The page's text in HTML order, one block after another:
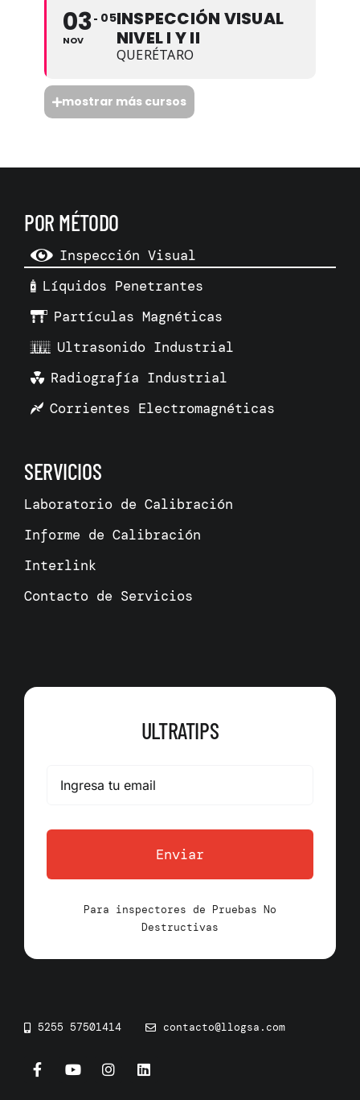
03
NOV
05INSPECCIÓN VISUAL
NIVEL I Y II
QUERÉTARO
mostrar más cursos
POR MÉTODO
Inspección Visual
Líquidos Penetrantes
Partículas Magnéticas
Ultrasonido Industrial
Radiografía Industrial
Corrientes Electromagnéticas
SERVICIOS
Laboratorio de Calibración
Informe de Calibración
Interlink
Contacto de Servicios
ULTRATIPS
Enviar
Para inspectores de Pruebas No
Destructivas
5255 57501414 contacto@llogsa.com